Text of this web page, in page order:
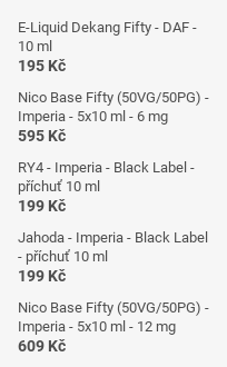
E-Liquid Dekang Fifty - DAF -
10 ml
195 Kč
Nico Base Fifty (50VG/50PG) -
Imperia - 5x10 ml - 6 mg
595 Kč
RY4 - Imperia - Black Label -
příchuť 10 ml
199 Kč
Jahoda - Imperia - Black Label
- příchuť 10 ml
199 Kč
Nico Base Fifty (50VG/50PG) -
Imperia - 5x10 ml - 12 mg
609 Kč